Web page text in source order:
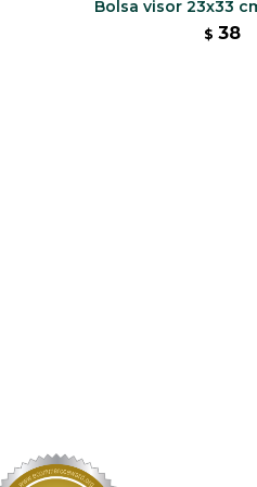
Bolsa visor 23x33
$ 38